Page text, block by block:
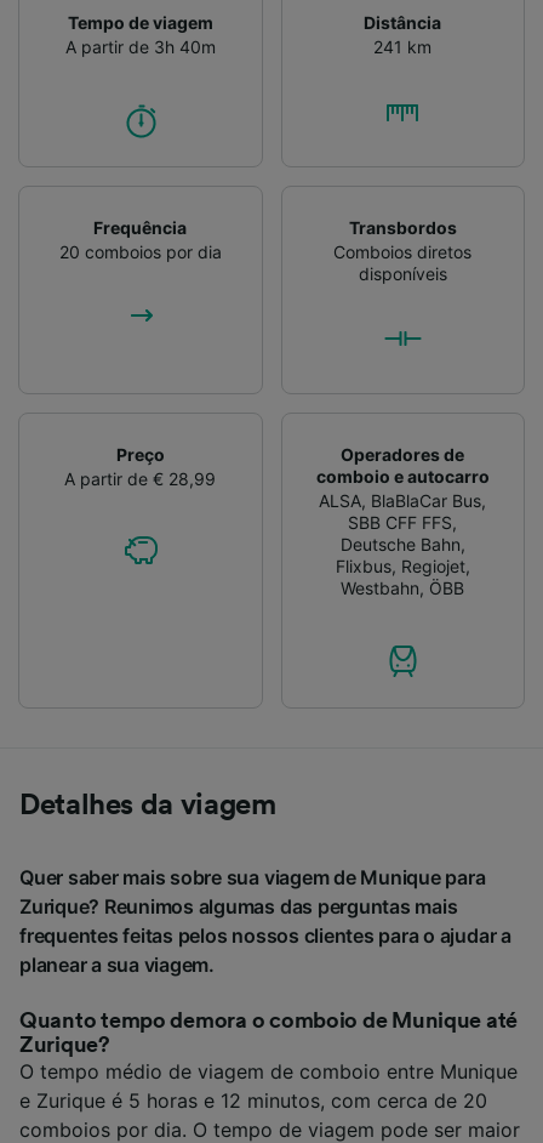
Tempo de viagem
A partir de 3h 40m
Distância
241 km
Frequência
20 comboios por dia
Transbordos
Comboios diretos
disponíveis
Preço
A partir de € 28,99
Operadores de
comboio e autocarro
ALSA, BlaBlaCar Bus,
SBB CFF FFS,
Deutsche Bahn,
Flixbus, Regiojet,
Westbahn, ÖBB
Detalhes da viagem
Quer saber mais sobre sua viagem de Munique para
Zurique? Reunimos algumas das perguntas mais
frequentes feitas pelos nossos clientes para o ajudar a
planear a sua viagem.
Quanto tempo demora o comboio de Munique até
Zurique?
O tempo médio de viagem de comboio entre Munique
e Zurique é 5 horas e 12 minutos, com cerca de 20
comboios por dia. O tempo de viagem pode ser maior